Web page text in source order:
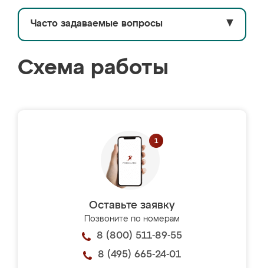
Часто задаваемые вопросы ▼
Схема работы
Оставьте заявку
Позвоните по номерам
8 (800) 511-89-55
8 (495) 665-24-01